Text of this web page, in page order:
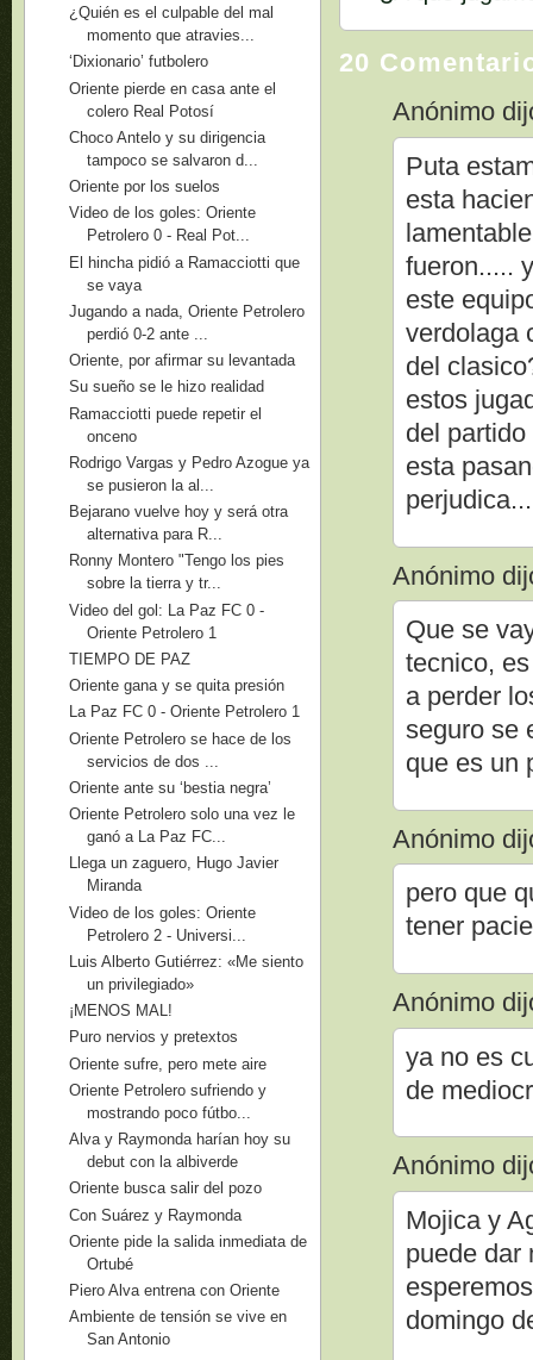
20
Anónimo
Puta
esta
fueron.....
este
verdolaga
del
estos
del
esta
Anónimo
Que se
tecnico,
a perder
seguro se
que es un
Anónimo
pero que
tener
Anónimo
ya no es
de
Anónimo
Mojica y
puede dar
domingo
¿Quién es el culpable del mal
momento que atravies...
‘Dixionario’ futbolero
Oriente pierde en casa ante el
colero Real Potosí
Choco Antelo y su dirigencia
tampoco se salvaron d...
Oriente por los suelos
Video de los goles: Oriente
Petrolero 0 - Real Pot...
El hincha pidió a Ramacciotti que
se vaya
Jugando a nada, Oriente Petrolero
perdió 0-2 ante ...
Oriente, por afirmar su levantada
Su sueño se le hizo realidad
Ramacciotti puede repetir el
onceno
Rodrigo Vargas y Pedro Azogue ya
se pusieron la al...
Bejarano vuelve hoy y será otra
alternativa para R...
Ronny Montero "Tengo los pies
sobre la tierra y tr...
Video del gol: La Paz FC 0 -
Oriente Petrolero 1
TIEMPO DE PAZ
Oriente gana y se quita presión
La Paz FC 0 - Oriente Petrolero 1
Oriente Petrolero se hace de los
servicios de dos ...
Oriente ante su ‘bestia negra’
Oriente Petrolero solo una vez le
ganó a La Paz FC...
Llega un zaguero, Hugo Javier
Miranda
Video de los goles: Oriente
Petrolero 2 - Universi...
Luis Alberto Gutiérrez: «Me siento
un privilegiado»
¡MENOS MAL!
Puro nervios y pretextos
Oriente sufre, pero mete aire
Oriente Petrolero sufriendo y
mostrando poco fútbo...
Alva y Raymonda harían hoy su
debut con la albiverde
Oriente busca salir del pozo
Con Suárez y Raymonda
Oriente pide la salida inmediata de
Ortubé
Piero Alva entrena con Oriente
Ambiente de tensión se vive en
San Antonio